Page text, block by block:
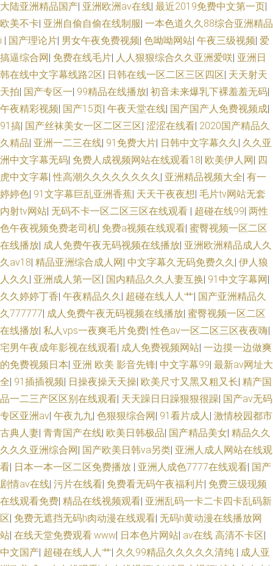
大陆亚洲精品国产| 亚洲欧洲av在线| 最近2019免费中文第一页|
欧美不卡| 亚洲自偷自偷在线制服| 一本色道久久88综合亚洲精品
ⅰ | 国产理论片| 男女午夜免费视频| 色呦呦网站| 午夜三级视频| 爱
搞逼综合网| 免费在线毛片| 人人狠狠综合久久亚洲爱咲| 亚洲日
韩在线中文字幕线路2区| 日韩在线一区二区三区四区| 天天射天
天拍| 国产专区一| 99精品在线播放| 初音未来爆乳下裸羞羞无码|
午夜精彩视频| 国产15页| 午夜天堂在线| 国产国产人免费视频成|
91搞| 国产丝袜美女一区二区三区| 涩涩在线看| 2020国产精品久
久精品| 亚洲一二三在线| 91免费大片| 日韩中文字幕久久| 久久亚
洲中文字幕无码| 免费人成视频网站在线观看18| 欧美伊人网| 四
虎中文字幕|性高潮久久久久久久久久| 亚洲精品视频大全| 有一
婷婷色| 91文字幕巨乱亚洲香蕉| 天天干夜夜想| 毛片tv网站无套
内射tv网站| 无码不卡一区二区三区在线观看 | 超碰在线99| 两性
色午夜视频免费老司机| 免费a视频在线观看| 蜜臀视频一区二区
在线播放| 成人免费午夜无码视频在线播放| 亚洲欧洲精品成人久
久av18| 精品亚洲综合成人网| 中文字幕久无码免费久久| 伊人狼
人久久| 亚洲成人第一区| 国内精品久久人妻互换| 91中文字幕网|
久久婷婷丁香| 午夜精品久久| 超碰在线人人艹| 国产亚洲精品久
久777777| 成人免费午夜无码视频在线播放| 蜜臀视频一区二区
在线播放| 私人vps一夜爽毛片免费|性色av一区二区三区夜夜嗨|
宅男午夜成年影视在线观看| 成人免费视频网站| 一边摸一边做爽
的免费视频日本| 亚洲 欧美 影音先锋| 中文字幕99| 最新av网址大
全| 91插插视频| 日操夜操天天操| 欧美尺寸又黑又粗又长| 精产国
品一二三产区区别在线观看| 天天躁日日躁狠狠很躁| 国产av无码
专区亚洲aⅴ| 午夜九九| 色狠狠综合网| 91看片成人| 激情校园都市
古典人妻| 青青国产在线| 欧美日韩极品| 国产精品美女| 精品久久
久久久亚洲综合网| 国产欧美日韩va另类| 亚洲人成人网站在线观
看| 日本一本一区二区免费播放 | 亚洲人成色7777在线观看| 国产
剧情av在线| 污片在线看| 免费看无码午夜福利片| 免费三级现频
在线观看免费| 精品在线视频观看| 亚洲乱码一卡二卡四卡乱码新
区| 免费无遮挡无码h肉动漫在线观看| 无码h黄动漫在线播放网
站| 在线天堂免费观看.www| 日本色片网站| av在线 高清不卡区|
中文国产| 超碰在线人人艹| 久久99精品久久久久久清纯 | 成人亚